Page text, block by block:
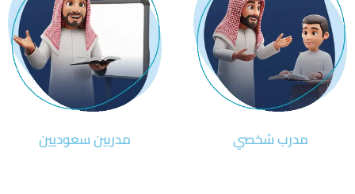
مدرب شخصي مدربين سعوديين